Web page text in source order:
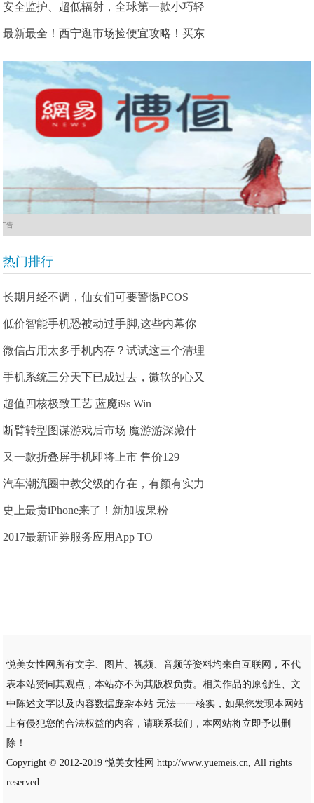
安全监护、超低辐射，全球第一款小巧轻
最新最全！西宁逛市场捡便宜攻略！买东
广告
热门排行
长期月经不调，仙女们可要警惕PCOS
低价智能手机恐被动过手脚,这些内幕你
微信占用太多手机内存？试试这三个清理
手机系统三分天下已成过去，微软的心又
超值四核极致工艺 蓝魔i9s Win
断臂转型图谋游戏后市场 魔游游深藏什
又一款折叠屏手机即将上市 售价129
汽车潮流圈中教父级的存在，有颜有实力
史上最贵iPhone来了！新加坡果粉
2017最新证券服务应用App TO
悦美女性网所有文字、图片、视频、音频等资料均来自互联网，不代
表本站赞同其观点，本站亦不为其版权负责。相关作品的原创性、文
中陈述文字以及内容数据庞杂本站 无法一一核实，如果您发现本网站
上有侵犯您的合法权益的内容，请联系我们，本网站将立即予以删
除！
Copyright © 2012-2019悦美女性网 http://www.yuemeis.cn, All rights
reserved.